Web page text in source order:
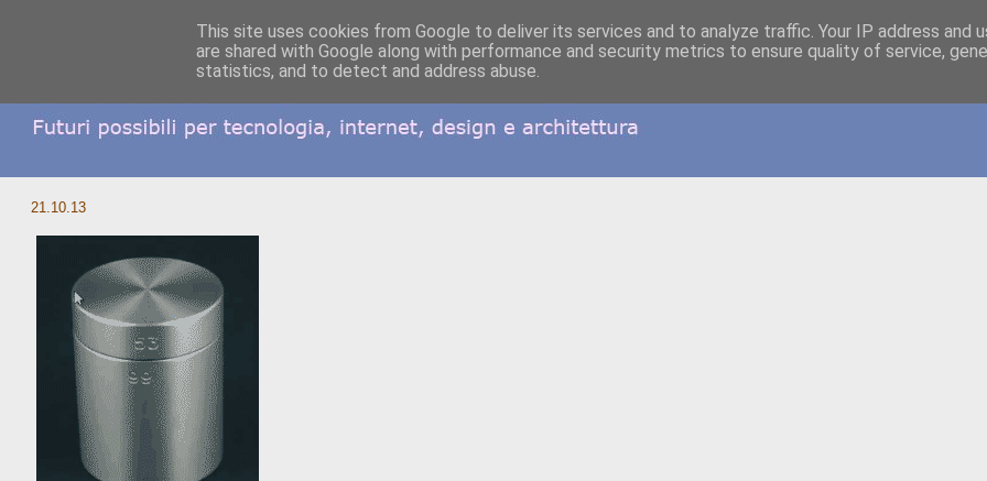
21.10.13
This site uses cookies from Google to deliver its services and to analyze traffic. Your IP address and
are shared with Google along with performance and security metrics to ensure quality of service,
statistics, and to detect and address abuse.